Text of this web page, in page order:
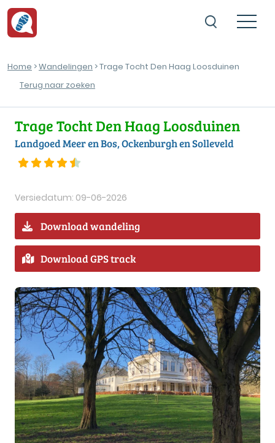
Home >Wandelingen > Trage Tocht Den Haag Loosduinen
Terug naar zoeken
Trage Tocht Den Haag Loosduinen
Landgoed Meer en Bos, Ockenburgh en Solleveld
Versiedatum: 09-06-2026
Download wandeling
Download GPS track